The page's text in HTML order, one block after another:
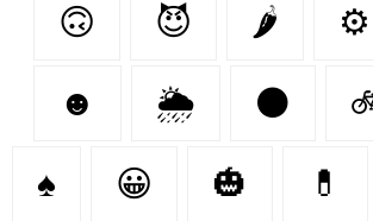
🙃 😈 🌶️ ⚙
☻ 🌦️ ⚫
♠ 😀 🎃 💊